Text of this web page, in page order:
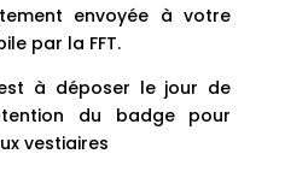
envoyée à votre
par la FFT.
à déposer le jour de
du badge pour
vestiaires